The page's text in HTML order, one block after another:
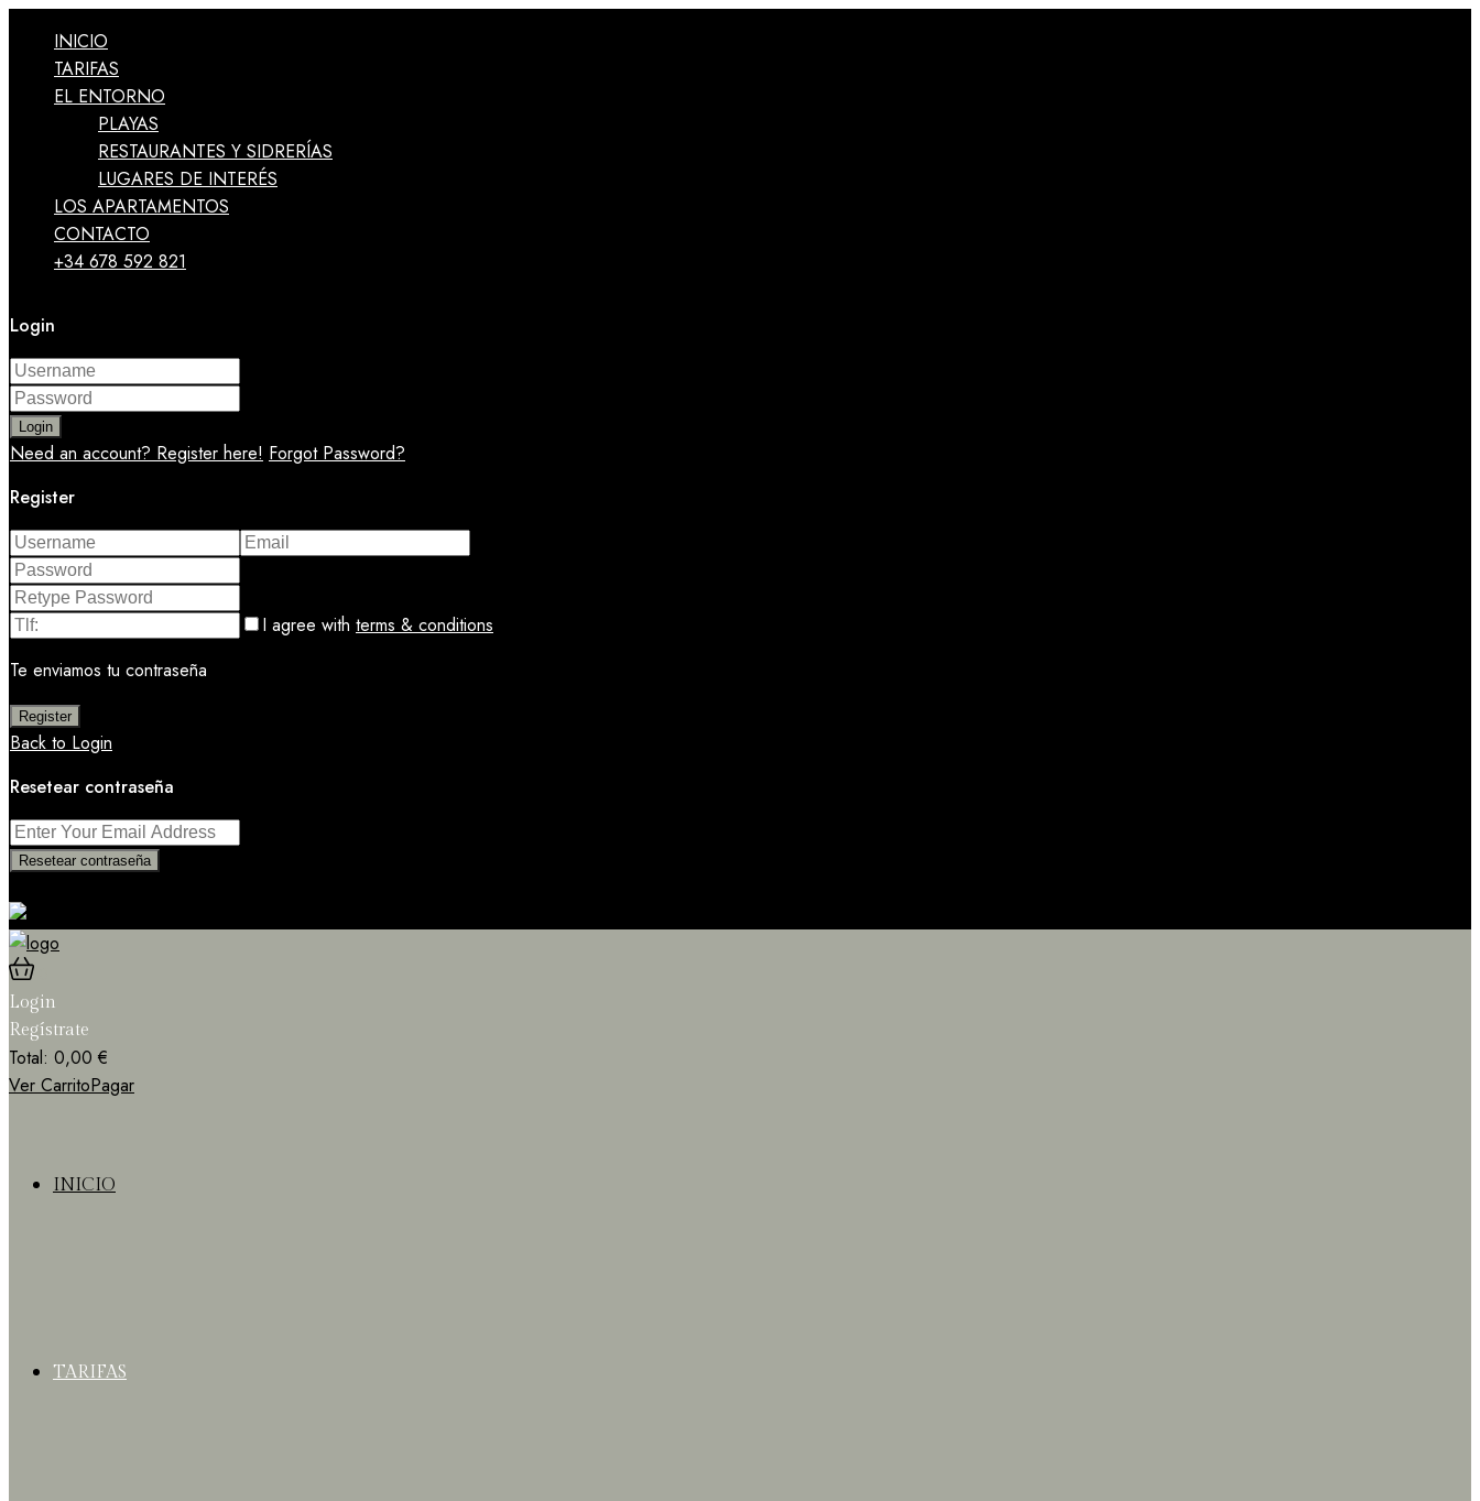
INICIO
TARIFAS
EL ENTORNO
PLAYAS
RESTAURANTES Y SIDRERÍAS
LUGARES DE INTERÉS
LOS APARTAMENTOS
CONTACTO
+34 678 592 821
Login
Login
Need an account? Register here! Forgot Password?
Register
I agree with terms & conditions
Te enviamos tu contraseña
Register
Back to Login
Resetear contraseña
Resetear contraseña
Login
Regístrate
Total: 0,00 €
Ver CarritoPagar
INICIO
TARIFAS